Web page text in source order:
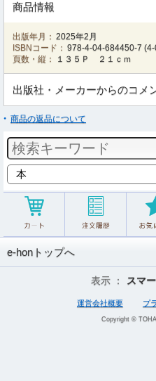
商品情報
出版年月： 2025年2月
ISBNコード： 978-4-04-684450-7 (
頁数・縦：
１３５Ｐ ２１ｃｍ
出版社・メーカーからのコメ
商品の返品について
e-honトップへ
表示 ： スマ
運営会社概要 プ
Copyright ©